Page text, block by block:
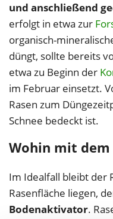
und anschließend
erfolgt in etwa zur
organisch-
düngt, sollte bereits
etwa zu Beginn der
im Februar einsetzt.
Rasen zum
Schnee bedeckt ist.
Wohin mit dem
Im Idealfall bleibt der
Rasenfläche liegen,
Bodenaktivator.